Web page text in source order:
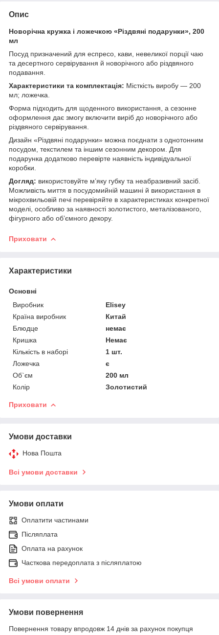
Опис
Новорічна кружка і ложечкою «Різдвяні подарунки», 200
мл
Посуд призначений для еспресо, кави, невеликої порції чаю
та десертного сервірування й новорічного або різдвяного
подавання.
Характеристики та комплектація: Місткість виробу — 200
мл; ложечка.
Форма підходить для щоденного використання, а сезонне
оформлення дає змогу включити виріб до новорічного або
різдвяного сервірування.
Дизайн «Різдвяні подарунки» можна поєднати з однотонним
посудом, текстилем та іншим сезонним декором. Для
подарунка додатково перевірте наявність індивідуальної
коробки.
Догляд: використовуйте м’яку губку та неабразивний засіб.
Можливість миття в посудомийній машині й використання в
мікрохвильовій печі перевіряйте в характеристиках конкретної
моделі, особливо за наявності золотистого, металізованого,
фігурного або об’ємного декору.
Приховати
Характеристики
Основні
Виробник
Elisey
Країна виробник
Китай
Блюдце
немає
Кришка
Немає
Кількість в наборі
1 шт.
Ложечка
є
Об`єм
200 мл
Колір
Золотистий
Приховати
Умови доставки
Нова Пошта
Всі умови доставки
Умови оплати
Оплатити частинами
Післяплата
Оплата на рахунок
Часткова передоплата з післяплатою
Всі умови оплати
Умови повернення
Повернення товару впродовж 14 днів за рахунок покупця